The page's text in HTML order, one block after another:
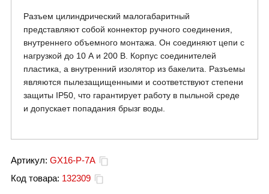
Разъем цилиндрический малогабаритный
представляют собой коннектор ручного соединения,
внутреннего объемного монтажа. Он соединяют цепи с
нагрузкой до 10 А и 200 В. Корпус соединителей
пластика, а внутренний изолятор из бакелита. Разъемы
являются пылезащищенными и соответствуют степени
защиты IP50, что гарантирует работу в пыльной среде
и допускает попадания брызг воды.
Артикул: GX16-P-7A
Код товара: 132309